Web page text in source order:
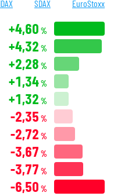
SDAX EuroStoxx
+4,60 %
+4,32 %
+2,28 %
+1,34%
+1,32 %
-2,35 %
-2,72 %
-3,67 %
-3,77 %
-6,50 %